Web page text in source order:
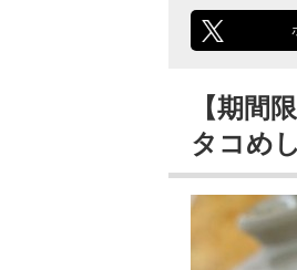
【期間
タコめ